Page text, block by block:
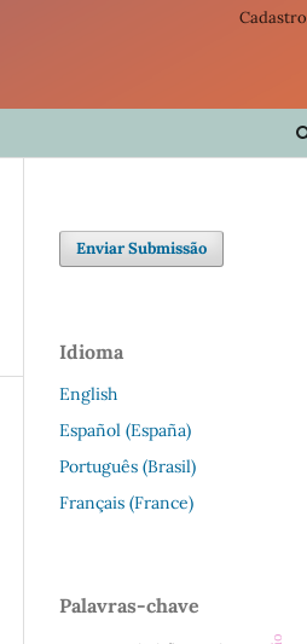
Cadastro
Enviar Submissão
Idioma
English
Español (España)
Português (Brasil)
Français (France)
Palavras-chave